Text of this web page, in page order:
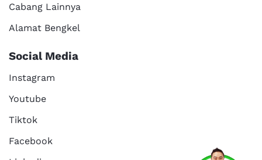
Services About Us
Cabang Lainnya
Alamat Bengkel
Social Media
Instagram
Youtube
Tiktok
Facebook